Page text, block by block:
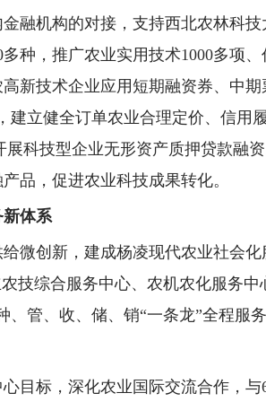
融机构的对接，支持西北农林科
种，推广农业实用技术1000多项
新技术企业应用短期融资券、中
建立健全订单农业合理定价、信用
科技型企业无形资产质押贷款融
品，促进农业科技成果转化。
新体系
微创新，建成杨凌现代农业社会
技综合服务中心、农机农化服务中
管、收、储、销“一条龙”全程服务
目标，深化农业国际交流合作，